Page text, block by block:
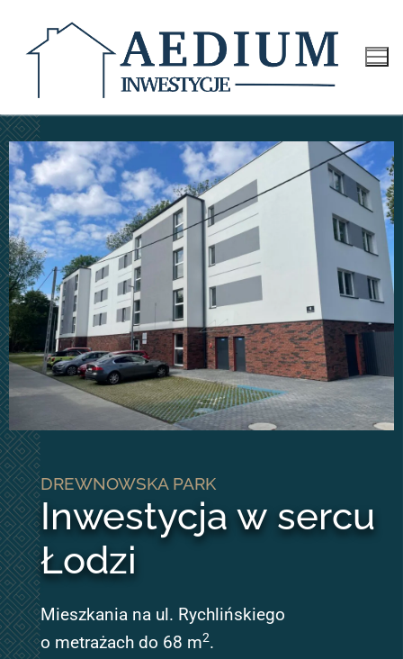
DREWNOWSKA PARK
Inwestycja w sercu
Łodzi
Mieszkania na ul. Rychlińskiego
o metrażach do 68 m2.